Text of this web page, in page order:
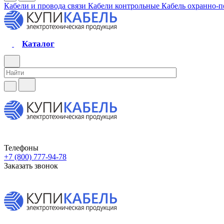
Кабели и провода связи Кабели контрольные Кабель охранно-
Каталог
Телефоны
+7 (800) 777-94-78
Заказать звонок